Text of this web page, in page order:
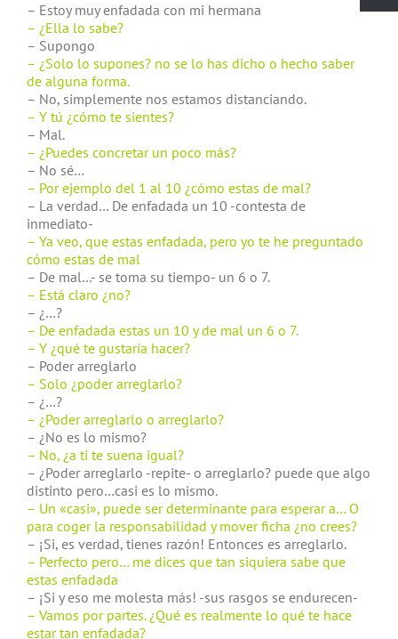
– Estoy muy enfadada con mi hermana
– ¿Ella lo sabe?
– Supongo
– ¿Solo lo supones? no se lo has dicho o hecho saber
de alguna forma.
– No, simplemente nos estamos distanciando.
– Y tú ¿cómo te sientes?
– Mal.
– ¿Puedes concretar un poco más?
– No sé…
– Por ejemplo del 1 al 10 ¿cómo estas de mal?
– La verdad… De enfadada un 10 -contesta de
inmediato-
– Ya veo, que estas enfadada, pero yo te he preguntado
cómo estas de mal
– De mal…- se toma su tiempo- un 6 o 7.
– Está claro ¿no?
– ¿…?
– De enfadada estas un 10 y de mal un 6 o 7.
– Y ¿qué te gustaría hacer?
– Poder arreglarlo
– Solo ¿poder arreglarlo?
– ¿…?
– ¿Poder arreglarlo o arreglarlo?
– ¿No es lo mismo?
– No, ¿a ti te suena igual?
– ¿Poder arreglarlo -repite- o arreglarlo? puede que algo
distinto pero…casi es lo mismo.
– Un «casi», puede ser determinante para esperar a… O
para coger la responsabilidad y mover ficha ¿no crees?
– ¡Si, es verdad, tienes razón! Entonces es arreglarlo.
– Perfecto pero… me dices que tan siquiera sabe que
estas enfadada
– ¡Si y eso me molesta más! -sus rasgos se endurecen-
– Vamos por partes. ¿Qué es realmente lo qué te hace
estar tan enfadada?